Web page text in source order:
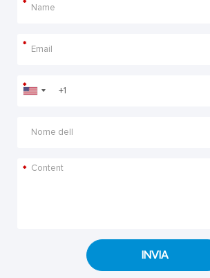
*
*
*
*
INVIA